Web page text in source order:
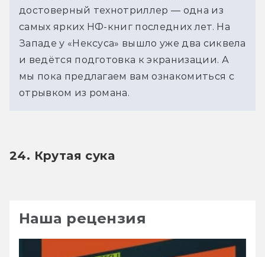
достоверный технотриллер — одна из
самых ярких НФ-книг последних лет. На
Западе у «Нексуса» вышло уже два сиквела
и ведётся подготовка к экранизации. А
мы пока предлагаем вам ознакомиться с
отрывком из романа.
24. Крутая сука
Наша рецензия